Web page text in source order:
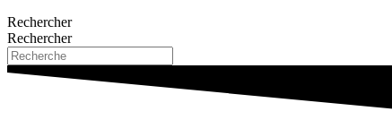
Rechercher
Rechercher